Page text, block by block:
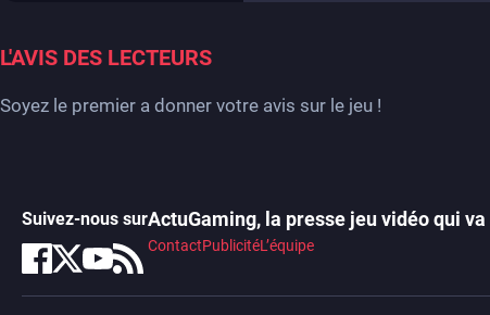
L'AVIS DES LECTEURS
Soyez le premier a donner votre avis sur le jeu !
Suivez-nous surActuGaming, la presse jeu vidéo qui
ContactPublicitéL’équipe